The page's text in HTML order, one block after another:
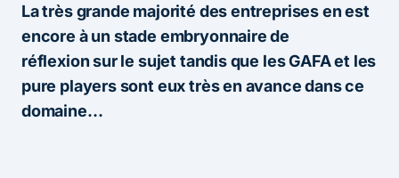
La très grande majorité des entreprises en est
encore à un stade embryonnaire de
réflexion sur le sujet tandis que les GAFA et les
pure players sont eux très en avance dans ce
domaine…